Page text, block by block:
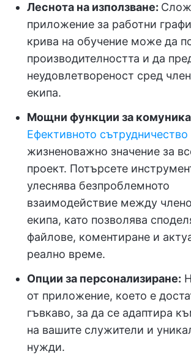
Леснота на използване:
приложение за работни
крива на обучение може да
производителността и да
неудовлетвореност сред
екипа.
Мощни функции за
Ефективното сътрудничество
жизненоважно значение за
проект. Потърсете
улеснява безпроблемното
взаимодействие между
екипа, като позволява
файлове, коментиране и
реално време.
Опции за персонализиране:
от приложение, което е
гъвкаво, за да се адаптира
на вашите служители и
нужди.